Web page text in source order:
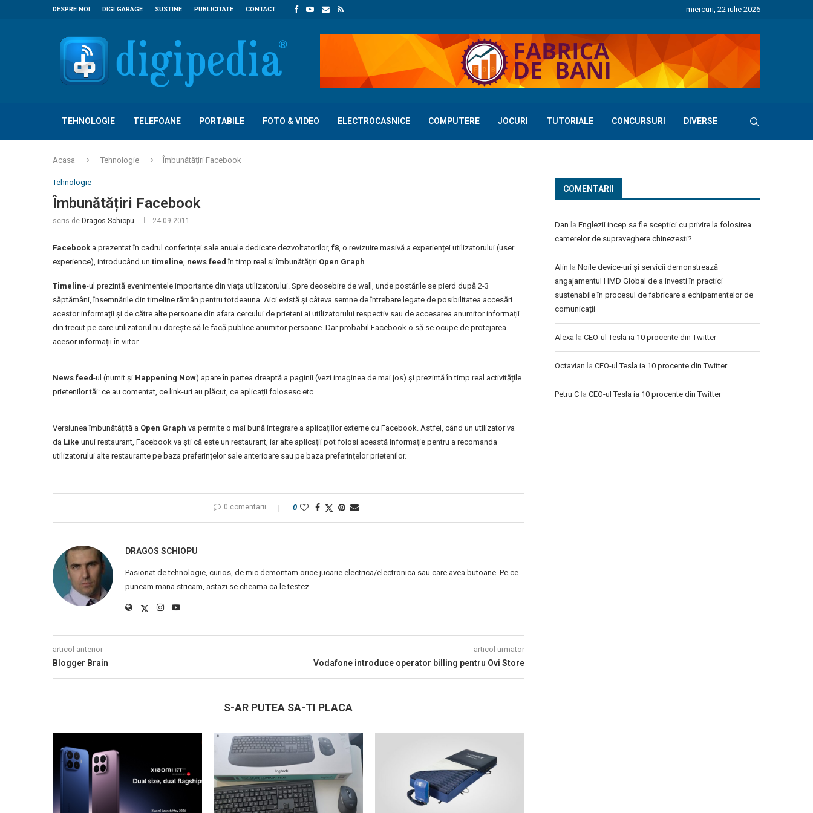
DESPRE NOI DIGI GARAGE SUSTINE PUBLICITATE CONTACT miercuri, 22 iulie 2026
TEHNOLOGIE TELEFOANE PORTABILE FOTO & VIDEO ELECTROCASNICE COMPUTERE JOCURI TUTORIALE CONCURSURI DIVERSE
Acasa Tehnologie Îmbunătățiri Facebook
Tehnologie
Îmbunătățiri Facebook
scris de Dragos Schiopu 24-09-2011
Facebook a prezentat în cadrul conferinței sale anuale dedicate dezvoltatorilor, f8, o revizuire masivă a experienței utilizatorului (user
experience), introducând un timeline, news feed în timp real și îmbunătățiri Open Graph.
Timeline-ul prezintă evenimentele importante din viața utilizatorului. Spre deosebire de wall, unde postările se pierd după 2-3
săptămâni, însemnările din timeline rămân pentru totdeauna. Aici există și câteva semne de întrebare legate de posibilitatea accesări
acestor informații și de către alte persoane din afara cercului de prieteni ai utilizatorului respectiv sau de accesarea anumitor informații
din trecut pe care utilizatorul nu dorește să le facă publice anumitor persoane. Dar probabil Facebook o să se ocupe de protejarea
acesor informații în viitor.
News feed-ul (numit și Happening Now) apare în partea dreaptă a paginii (vezi imaginea de mai jos) și prezintă în timp real activitățile
prietenilor tăi: ce au comentat, ce link-uri au plăcut, ce aplicații folosesc etc.
Versiunea îmbunătățită a Open Graph va permite o mai bună integrare a aplicațiilor externe cu Facebook. Astfel, când un utilizator va
da Like unui restaurant, Facebook va ști că este un restaurant, iar alte aplicații pot folosi această informație pentru a recomanda
utilizatorului alte restaurante pe baza preferințelor sale anterioare sau pe baza preferințelor prietenilor.
0 comentarii 0
DRAGOS SCHIOPU
Pasionat de tehnologie, curios, de mic demontam orice jucarie electrica/electronica sau care avea butoane. Pe ce
puneam mana stricam, astazi se cheama ca le testez.
articol anterior
Blogger Brain
articol urmator
Vodafone introduce operator billing pentru Ovi Store
S-AR PUTEA SA-TI PLACA
COMENTARII
Dan la Englezii incep sa fie sceptici cu privire la folosirea
camerelor de supraveghere chinezesti?
Alin la Noile device-uri și servicii demonstrează
angajamentul HMD Global de a investi în practici
sustenabile în procesul de fabricare a echipamentelor de
comunicații
Alexa la CEO-ul Tesla ia 10 procente din Twitter
Octavian la CEO-ul Tesla ia 10 procente din Twitter
Petru C la CEO-ul Tesla ia 10 procente din Twitter